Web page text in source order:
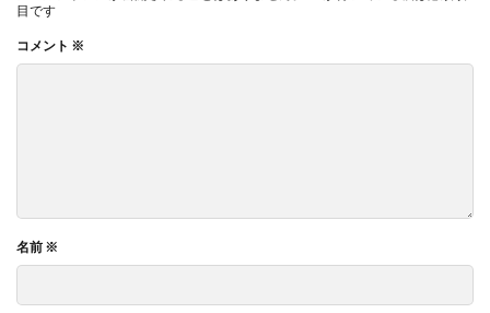
目です
コメント ※
名前 ※